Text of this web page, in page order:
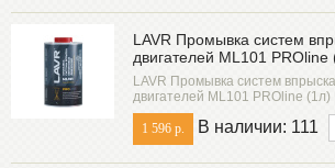
LAVR Промывка систем
двигателей ML101
LAVR Промывка систем
двигателей ML101 PROline (1л)
1 596 р. В наличии: 111